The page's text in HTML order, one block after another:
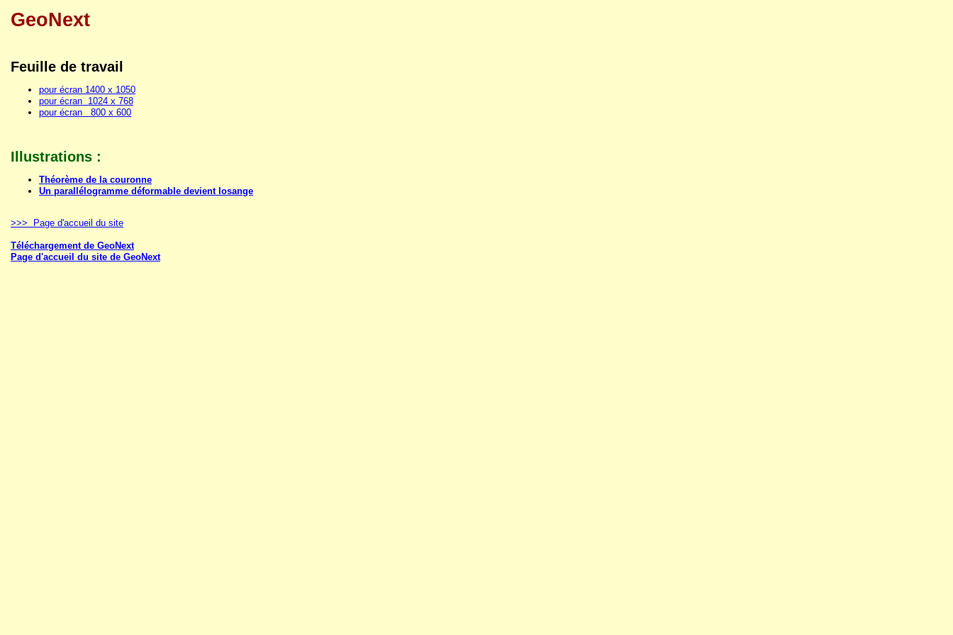
GeoNext
Feuille de travail
pour écran 1400 x 1050
pour écran 1024 x 768
pour écran 800 x 600
Illustrations :
Théorème de la couronne
Un parallélogramme déformable devient losange
>>> Page d'accueil du site
Téléchargement de GeoNext
Page d'accueil du site de GeoNext